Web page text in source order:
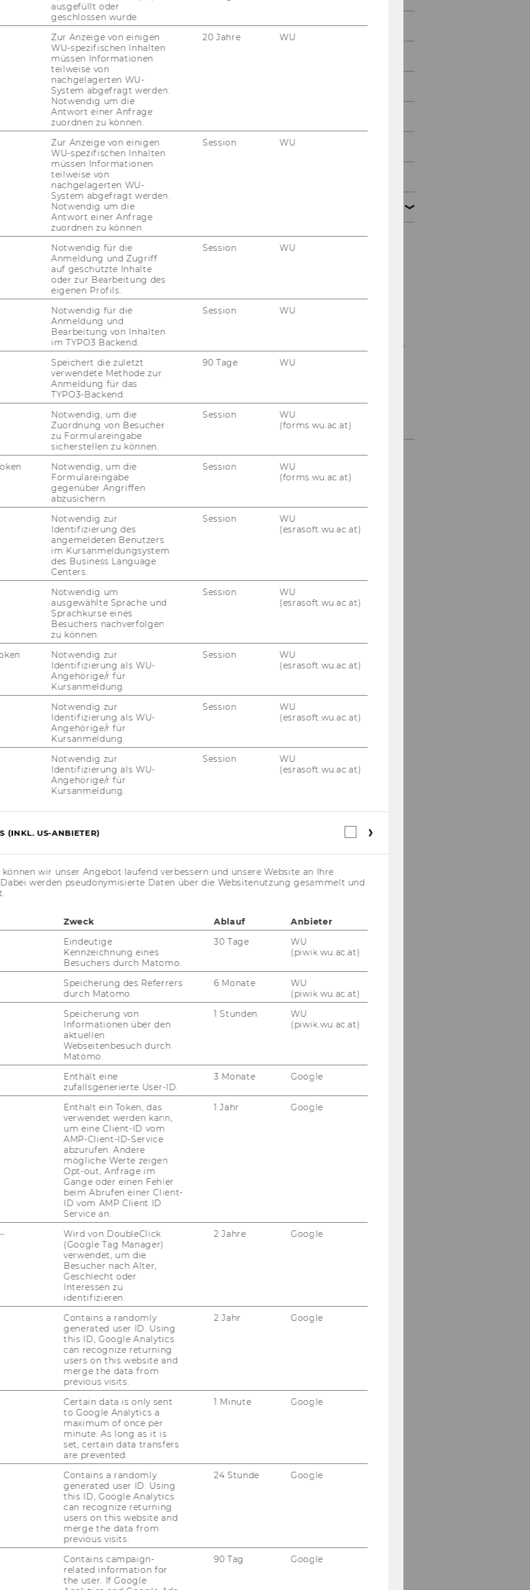
Vorständin des
Management und Management
für Management
Habilitationskolloquium
KLAMERT, M.A.
als Privatdozentin für
Drin. Regina DITTRICH
gemäß § 28 Universitätsgesetz
von Stellen für allgemeines Personal
2013, 53. Stück298)
für Nonprofit-Organisationen und
§ 20f (3) der Satzung der WU zum
für Nonprofit-Organisationen und Social
Rek­tor
2013, 53. Stück299)
Instituts für Change Management und
für Management
wird gemäß § 18 (2) der Satzung
für Change Management und
​Egger, Department-​Vorständin
2013, 53. Stück300) Ernennung zur
Instituts für Change Management und
für Management
wird gemäß § 18 (2) der Satzung der
des Instituts für Change
Development ernannt.
​Egger, Department-​Vorständin
2013, 53. Stück301) Einladung zum
von Herrn Dr. Marcus KLAMERT,
Dr. Marcus Klamert, M.A., zum Thema
Unionsrecht und der
findet am
Uhr,
4. OG.,
Insurance,
wird im An­schluss an den Ha­bi­li­
eh.
2013, 53. Stück 302)
als Privatdozentin für "Statistik" an
mit Bescheid vom 2. Juli 2013 die
für das Fach "Statistik" gemäß § 103
2013, 53. Stück303)
28 Universitätsgesetz 2002
Per­so­nals gemäß § 26 Uni­
§ 5 der Richt­li­nie des Rek­to­rats für
und Ar­beit­neh­mern der
§ 28 Uni­ver­si­täts­ge­setz 2002, Mit­tei­
27.2.2004, idgF (Ab­schluss von Werk­ver­
Ar­beits­ver­trä­gen ent­spre­chend
Richt­li­nie) be­voll­mäch­tigt:
Projektleiterin/Projektleiter
Univ. Prof. Dr. Verena Madner
o.Univ.Prof. Dr. Alfred Taudes
Rek­tor
2013, 53. Stück304)
wissenschaftliches Personal
Wirtschaftsuniversität Wien die Erhöhung
Personal zum Ziel gesetzt
ausdrücklich aufgefordert, sich zu
werden Frauen vorrangig
die die gesetzlichen
März 2013
Juli 2013
Mitteilungsblatt vom 18.
25. September 2013, 53.
ausgefüllt oder
geschlossen wurde.
Zur Anzeige von einigen
WU-spezifischen Inhalten
müssen Informationen
teilweise von
nachgelagerten WU-
System abgefragt werden.
Notwendig um die
Antwort einer Anfrage
zuordnen zu können.
20 Jahre WU
Zur Anzeige von einigen
WU-spezifischen Inhalten
müssen Informationen
teilweise von
nachgelagerten WU-
System abgefragt werden.
Notwendig um die
Antwort einer Anfrage
zuordnen zu können.
Session WU
Notwendig für die
Anmeldung und Zugriff
auf geschützte Inhalte
oder zur Bearbeitung des
eigenen Profils.
Session WU
Notwendig für die
Anmeldung und
Bearbeitung von Inhalten
im TYPO3 Backend.
Session WU
Speichert die zuletzt
verwendete Methode zur
Anmeldung für das
TYPO3-Backend.
90 Tage WU
Notwendig, um die
Zuordnung von Besucher
zu Formulareingabe
sicherstellen zu können.
Session
WU
(forms.wu.ac.at)
Notwendig, um die
Formulareingabe
gegenüber Angriffen
abzusichern.
Session
WU
(forms.wu.ac.at)
Notwendig zur
Identifizierung des
angemeldeten Benutzers
im Kursanmeldungsystem
des Business Language
Centers.
Session
WU
(esrasoft.wu.ac.at)
Notwendig um
ausgewählte Sprache und
Sprachkurse eines
Besuchers nachverfolgen
zu können.
Session
WU
(esrasoft.wu.ac.at)
Notwendig zur
Identifizierung als WU-
Angehörige/r für
Kursanmeldung.
Session
WU
(esrasoft.wu.ac.at)
Notwendig zur
Identifizierung als WU-
Angehörige/r für
Kursanmeldung.
Session
WU
(esrasoft.wu.ac.at)
Notwendig zur
Identifizierung als WU-
Angehörige/r für
Kursanmeldung.
Session
WU
(esrasoft.wu.ac.at)
(INKL. US-ANBIETER)
Webstatistik
wir unser Angebot laufend verbessern und unsere Website an Ihre
werden pseudonymisierte Daten über die Websitenutzung gesammelt und
Zweck Ablauf
Anbieter
Eindeutige
Kennzeichnung eines
Besuchers durch Matomo.
30 Tage
WU
(piwik.wu.ac.at)
Speicherung des Referrers
durch Matomo.
6 Monate
WU
(piwik.wu.ac.at)
Speicherung von
Informationen über den
aktuellen
Webseitenbesuch durch
Matomo.
1 Stunden
WU
(piwik.wu.ac.at)
Enthält eine
zufallsgenerierte User-ID.
3 Monate Google
Enthält ein Token, das
verwendet werden kann,
um eine Client-ID vom
AMP-Client-ID-Service
abzurufen. Andere
mögliche Werte zeigen
Opt-out, Anfrage im
Gange oder einen Fehler
beim Abrufen einer Client-
ID vom AMP Client ID
Service an.
1 Jahr Google
Wird von DoubleClick
(Google Tag Manager)
verwendet, um die
Besucher nach Alter,
Geschlecht oder
Interessen zu
identifizieren.
2 Jahre Google
Contains a randomly
generated user ID. Using
this ID, Google Analytics
can recognize returning
users on this website and
merge the data from
previous visits.
2 Jahr Google
Certain data is only sent
to Google Analytics a
maximum of once per
minute. As long as it is
set, certain data transfers
are prevented.
1 Minute Google
Contains a randomly
generated user ID. Using
this ID, Google Analytics
can recognize returning
users on this website and
merge the data from
previous visits.
24 Stunde Google
Contains campaign-
related information for
the user. If Google
90 Tag Google